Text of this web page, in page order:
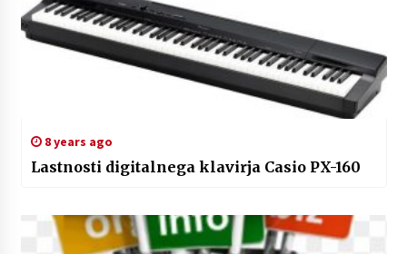
8 years ago
Lastnosti digitalnega klavirja Casio PX-160